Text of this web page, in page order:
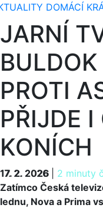
DOMÁCÍ
JARNÍ
PROTI
PŘIJDE
KONÍCH
17. 2. 2026 2 minuty
17. 2. 2026
Zatímco Česká
lednu, Nova a Prima